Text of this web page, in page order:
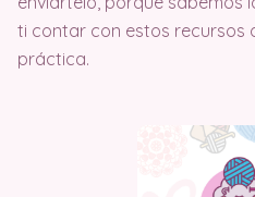
ti contar con estos recursos
práctica.